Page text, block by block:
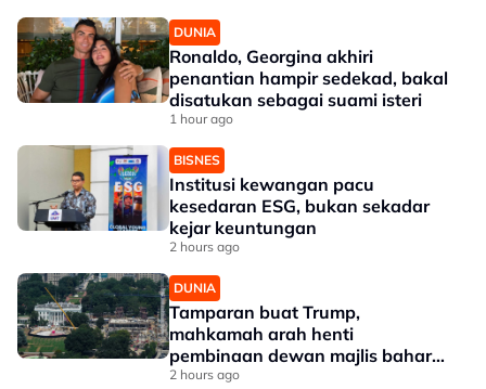
DUNIA
Ronaldo, Georgina akhiri
penantian hampir sedekad, bakal
disatukan sebagai suami isteri
1 hour ago
BISNES
Institusi kewangan pacu
kesedaran ESG, bukan sekadar
kejar keuntungan
2 hours ago
DUNIA
Tamparan buat Trump,
mahkamah arah henti
pembinaan dewan majlis baharu
White House bernilai RM1.6 bilion
2 hours ago